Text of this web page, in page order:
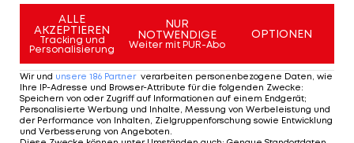
Beine von Ried-Goalie Thomas Gebauer (20.).
Schaub mit zweitem Tor zur Vorentscheidung
Katzer hätte zum Abschluss seiner Rapid-Karriere
nachlegen können, er traf den Ball aus guter
Position aber nicht richtig (33.). Einzige Ausbeute
ALLE
AKZEPTIEREN
Tracking und
Personalisierung
NUR
NOTWENDIGE
Weiter mit PUR-Abo
OPTIONEN
Wir und unsere 186 Partner verarbeiten personenbezogene Daten, wie
Ihre IP-Adresse und Browser-Attribute für die folgenden Zwecke:
Speichern von oder Zugriff auf Informationen auf einem Endgerät;
Personalisierte Werbung und Inhalte, Messung von Werbeleistung und
der Performance von Inhalten, Zielgruppenforschung sowie Entwicklung
und Verbesserung von Angeboten